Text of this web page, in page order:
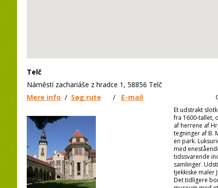
Telč
Náměstí zachariáše z hradce 1, 58856 Telč
Mere info / Søg rute / E-mail
Et udstrakt
fra 1600-tallet,
af herrene af
tegninger af B.
en park.
med
tidssvarende
samlinger.
tjekkiske maler
Det tidligere